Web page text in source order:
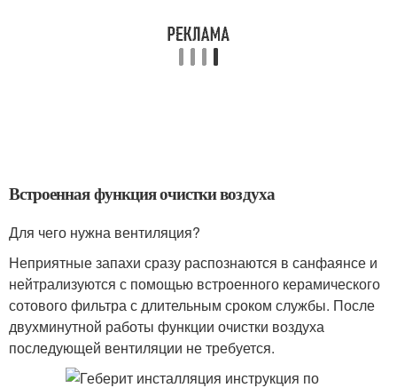
Встроенная функция очистки воздуха
Для чего нужна вентиляция?
Неприятные запахи сразу распознаются в санфаянсе и
нейтрализуются с помощью встроенного керамического
сотового фильтра с длительным сроком службы. После
двухминутной работы функции очистки воздуха
последующей вентиляции не требуется.